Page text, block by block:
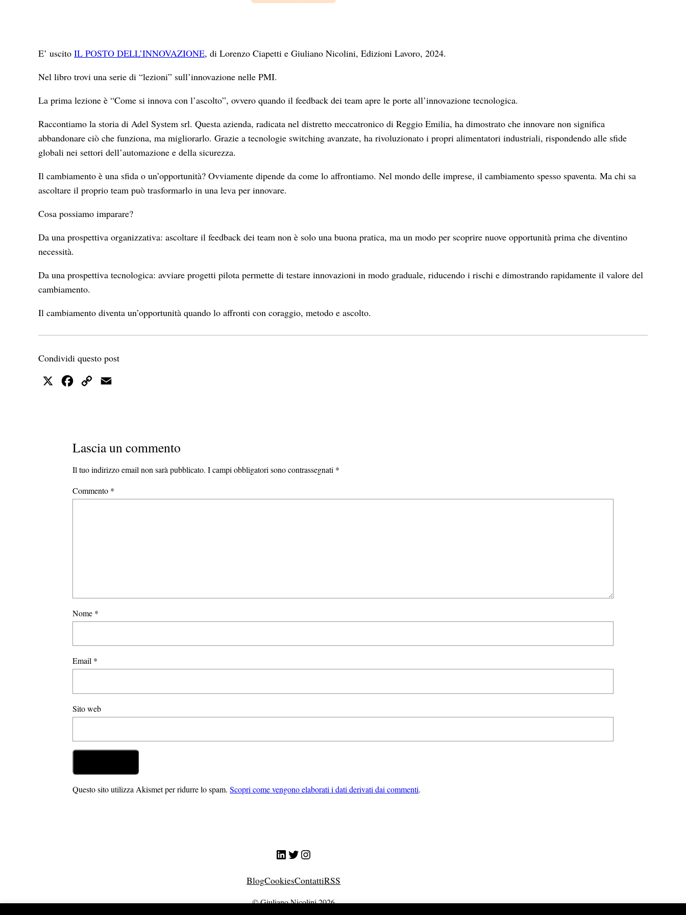
E’ uscitoIL POSTO DELL’INNOVAZIONE, di Lorenzo Ciapetti e Giuliano Nicolini, Edizioni Lavoro, 2024.
Nel libro trovi una serie di “lezioni” sull’innovazione nelle PMI.
La prima lezione è “Come si innova con l’ascolto”, ovvero quando il feedback dei team apre le porte all’innovazione tecnologica.
Raccontiamo la storia di Adel System srl. Questa azienda, radicata nel distretto meccatronico di Reggio Emilia, ha dimostrato che innovare non significa
abbandonare ciò che funziona, ma migliorarlo. Grazie a tecnologie switching avanzate, ha rivoluzionato i propri alimentatori industriali, rispondendo alle sfide
globali nei settori dell’automazione e della sicurezza.
Il cambiamento è una sfida o un’opportunità? Ovviamente dipende da come lo affrontiamo. Nel mondo delle imprese, il cambiamento spesso spaventa. Ma chi sa
ascoltare il proprio team può trasformarlo in una leva per innovare.
Cosa possiamo imparare?
Da una prospettiva organizzativa: ascoltare il feedback dei team non è solo una buona pratica, ma un modo per scoprire nuove opportunità prima che diventino
necessità.
Da una prospettiva tecnologica: avviare progetti pilota permette di testare innovazioni in modo graduale, riducendo i rischi e dimostrando rapidamente il valore del
cambiamento.
Il cambiamento diventa un’opportunità quando lo affronti con coraggio, metodo e ascolto.
Condividi questo post
X FacebookCopy
Lascia un commento
Il tuo indirizzo email non sarà pubblicato. I campi obbligatori sono contrassegnati *
Commento *
Nome *
Email *
Sito web
Questo sito utilizza Akismet per ridurre lo spam.Scopri come vengono elaborati i dati derivati dai commenti.
LinkedIn
TwitterInstagram
BlogCookiesContattiRSS
© Giuliano Nicolini 2026